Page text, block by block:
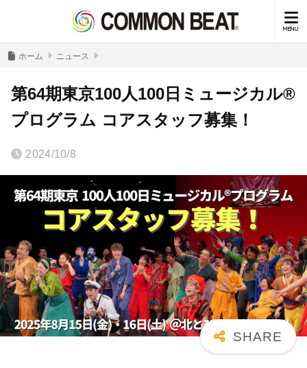
ホーム ニュース
第64期東京100人100日ミュージカル®︎
プログラム コアスタッフ募集！
2024/10/8